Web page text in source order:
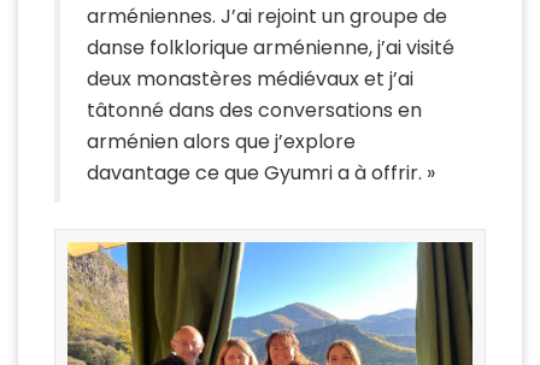
arméniennes. J’ai rejoint un groupe de
danse folklorique arménienne, j’ai visité
deux monastères médiévaux et j’ai
tâtonné dans des conversations en
arménien alors que j’explore
davantage ce que Gyumri a à offrir. »